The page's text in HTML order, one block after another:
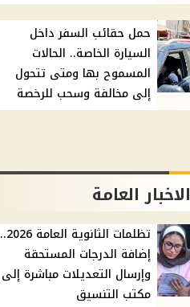
حمل حقائب السفر داخل
السيارة الخاصة.. الحالات
المسموح بها ومتى تتحول
إلى مخالفة وسحب للرخصة
الاخبار العامة
تظلمات الثانوية العامة 2026..
إضافة الدرجات المستحقة
وإرسال التعديلات مباشرة إلى
مكتب التنسيق